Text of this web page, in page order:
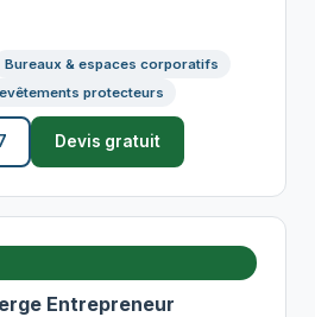
Bureaux & espaces corporatifs
protecteurs
Devis gratuit
Entrepreneur